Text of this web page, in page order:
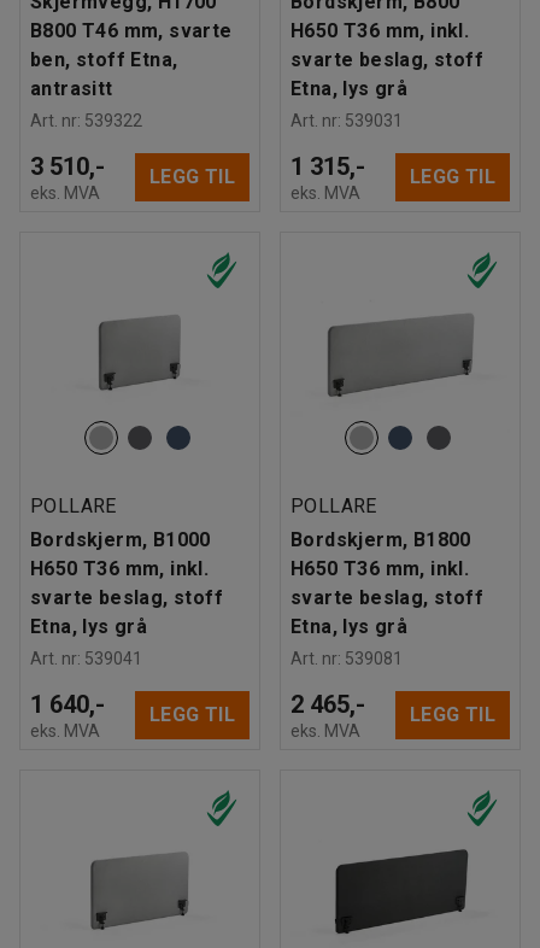
B800 T46 mm, svarte
ben, stoff Etna,
antrasitt
Art. nr: 539322
3 510,-
eks. MVA
LEGG TIL
H650 T36 mm, inkl.
svarte beslag, stoff
Etna, lys grå
Art. nr: 539031
1 315,-
eks. MVA
LEGG TIL
POLLARE
Bordskjerm, B1000
H650 T36 mm, inkl.
svarte beslag, stoff
Etna, lys grå
Art. nr: 539041
1 640,-
eks. MVA
LEGG TIL
POLLARE
Bordskjerm, B1800
H650 T36 mm, inkl.
svarte beslag, stoff
Etna, lys grå
Art. nr: 539081
2 465,-
eks. MVA
LEGG TIL